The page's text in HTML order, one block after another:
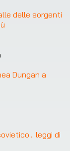
delle sorgenti
Dungan a
... leggi di